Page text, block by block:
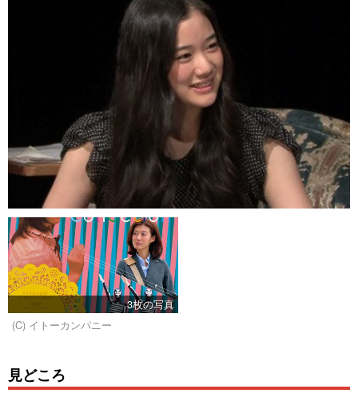
3枚の写真
(C) イトーカンパニー
見どころ